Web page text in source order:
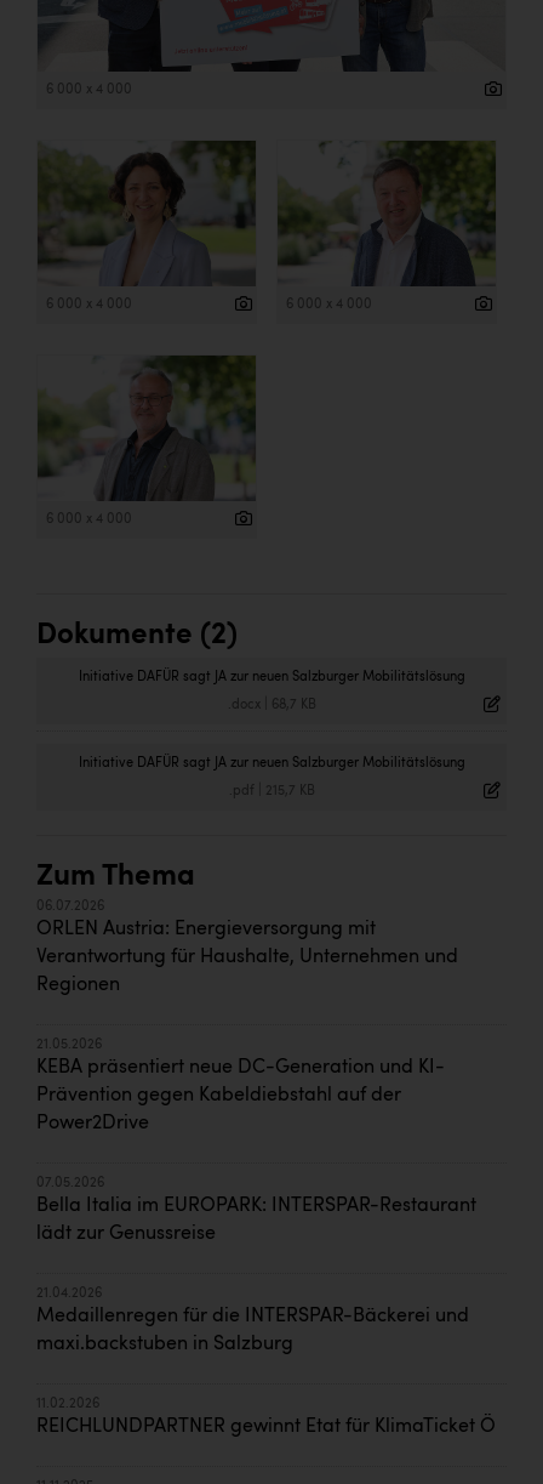
6 000 x 4 000
6 000 x 4 000 6 000 x 4 000
6 000 x 4 000
Dokumente (2)
Initiative DAFÜR sagt JA zur neuen Salzburger Mobilitätslösung
.docx| 68,7 KB
Initiative DAFÜR sagt JA zur neuen Salzburger Mobilitätslösung
.pdf 215,7 KB
Zum Thema
06.07.2026
ORLEN Austria: Energieversorgung mit
Verantwortung für Haushalte, Unternehmen und
Regionen
21.05.2026
KEBA präsentiert neue DC-Generation und KI-
Prävention gegen Kabeldiebstahl auf der
Power2Drive
07.05.2026
Bella Italia im EUROPARK: INTERSPAR-Restaurant
lädt zur Genussreise
21.04.2026
Medaillenregen für die INTERSPAR-Bäckerei und
maxi.backstuben in Salzburg
11.02.2026
REICHLUNDPARTNER gewinnt Etat für KlimaTicket Ö